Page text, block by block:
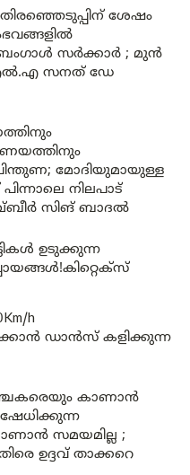
ശേഷം
ബംഗാൾ സർക്കാർ ; മുൻ
സനത് ഡേ
മോദിയുമായുള്ള
നിലപാട്
സിങ് ബാദൽ
ഉടുക്കുന്ന
h
ഡാൻസ് കളിക്കുന്ന
കാണാൻ
സമയമില്ല ;
ഉദ്ദവ് താക്കറെ